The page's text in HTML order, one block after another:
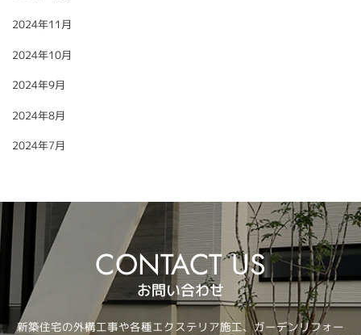
2024年11月
2024年10月
2024年9月
2024年8月
2024年7月
お問い合わせ
新築住宅の外構工事や各種エクステリア施工、ガーデンリフォー